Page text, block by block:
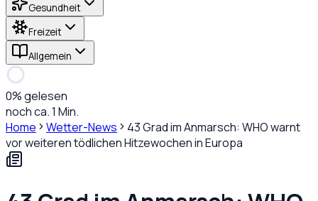
Gesundheit
Freizeit
Allgemein
0% gelesen
noch ca. 1 Min.
Home
Wetter-News
43 Grad im Anmarsch: WHO warnt
vor weiteren tödlichen Hitzewochen in Europa